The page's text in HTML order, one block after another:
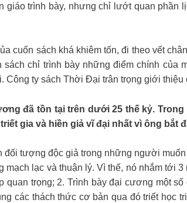
giáo trình bày, nhưng chỉ lướt quan
cuốn sách khá khiêm tốn, đi theo vết
sách chỉ trình bày những điểm chính
Công ty sách Thời Đại trân trọng giới thiệu
đã tồn tại trên dưới 25 thế kỷ.
gia và hiền giả vĩ đại nhất vì ông
đối tượng độc giả trong những người
mạch lạc và thuận lý. Vì thế, nó nhắm tới
quan trọng; 2. Trình bày đại cương một
các thách thức cơ bản qua đó triết học